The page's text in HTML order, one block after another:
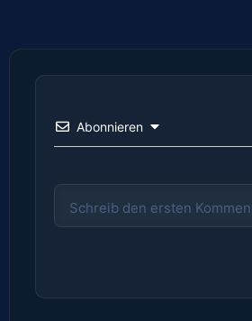
Abonnieren